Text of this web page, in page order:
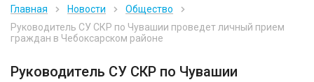
Главная Новости
Общество
Руководитель СУ СКР по Чувашии проведет личный прием
граждан в Чебоксарском районе
Руководитель СУ СКР по Чувашии